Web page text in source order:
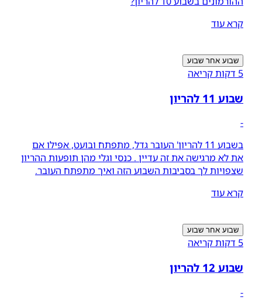
קרא עוד
שבוע אחר שבוע
5 דקות קריאה
שבוע 11 להריון
-
בשבוע 11 להריון' העובר גדל, מתפתח ובועט, אפילו אם
את לא מרגישה את זה עדיין . כנסי וגלי מהן תופעות ההריון
שצפויות לך בסביבות השבוע הזה ואיך מתפתח העובר.
קרא עוד
שבוע אחר שבוע
5 דקות קריאה
שבוע 12 להריון
-